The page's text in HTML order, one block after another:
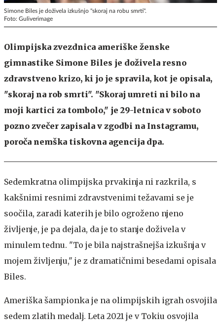
Simone Biles je doživela izkušnjo "skoraj na robu smrti".
Foto: Guliverimage
Olimpijska zvezdnica ameriške ženske
gimnastike Simone Biles je doživela resno
zdravstveno krizo, ki jo je spravila, kot je opisala,
"skoraj na rob smrti". "Skoraj umreti ni bilo na
moji kartici za tombolo," je 29-letnica v soboto
pozno zvečer zapisala v zgodbi na Instagramu,
poroča nemška tiskovna agencija dpa.
Sedemkratna olimpijska prvakinja ni razkrila, s
kakšnimi resnimi zdravstvenimi težavami se je
soočila, zaradi katerih je bilo ogroženo njeno
življenje, je pa dejala, da je to stanje doživela v
minulem tednu. "To je bila najstrašnejša izkušnja v
mojem življenju," je z dramatičnimi besedami opisala
Biles.
Ameriška šampionka je na olimpijskih igrah osvojila
sedem zlatih medalj. Leta 2021 je v Tokiu osvojila